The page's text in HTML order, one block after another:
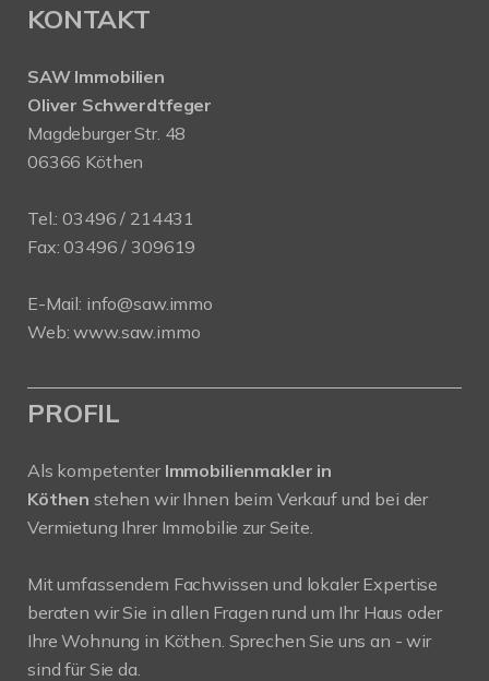
KONTAKT
SAW Immobilien
Oliver Schwerdtfeger
Magdeburger Str. 48
06366 Köthen
Tel.:03496 / 214431
Fax: 03496 / 309619
E-Mail: info@saw.immo
Web:www.saw.immo
PROFIL
Als kompetenter Immobilienmakler in
Köthen stehen wir Ihnen beim Verkauf und bei der
Vermietung Ihrer Immobilie zur Seite.
Mit umfassendem Fachwissen und lokaler Expertise
beraten wir Sie in allen Fragen rund um Ihr Haus oder
Ihre Wohnung in Köthen. Sprechen Sie uns an - wir
sind für Sie da.